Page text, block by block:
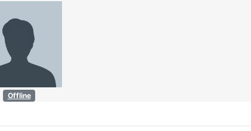
Offline